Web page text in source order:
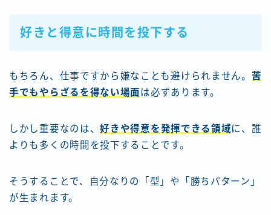
好きと得意に時間を投下する
もちろん、仕事ですから嫌なことも避けられません。 苦
手でもやらざるを得ない場面は必ずあります。
しかし重要なのは、好きや得意を発揮できる領域に、誰
よりも多くの時間を投下することです。
そうすることで、自分なりの「型」や「勝ちパターン」
が生まれます。